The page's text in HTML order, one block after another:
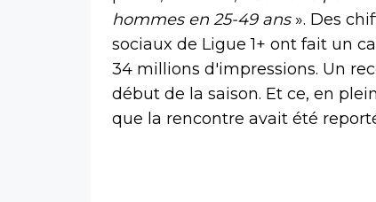
hommes en 25-49 ans». Des
sociaux de Ligue 1+ ont fait un
34 millions d'impressions. Un
début de la saison. Et ce, en
que la rencontre avait été